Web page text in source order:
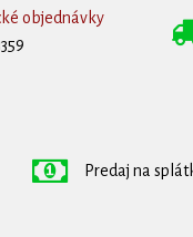
objednávky
Predaj na